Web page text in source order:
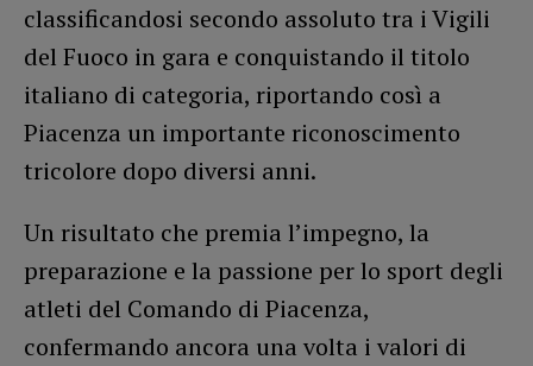
classificandosi secondo assoluto tra i Vigili
del Fuoco in gara e conquistando il titolo
italiano di categoria, riportando così a
Piacenza un importante riconoscimento
tricolore dopo diversi anni.
Un risultato che premia l’impegno, la
preparazione e la passione per lo sport degli
atleti del Comando di Piacenza,
confermando ancora una volta i valori di